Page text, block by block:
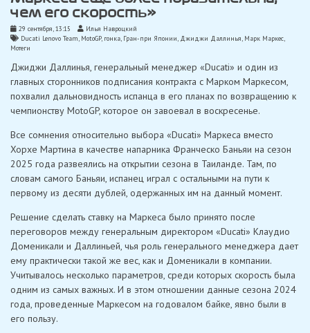
чем его скорость»
29 сентября, 13:15
Илья Навроцкий
Ducati Lenovo Team MotoGP, гонка Гран-при Японии Джиджи Даллинья Марк Маркес
Мотеги
Джиджи Даллинья, генеральный менеджер «Ducati» и один из
главных сторонников подписания контракта с Марком Маркесом,
похвалил дальновидность испанца в его планах по возвращению к
чемпионству MotoGP, которое он завоевал в воскресенье.
Все сомнения относительно выбора «Ducati» Маркеса вместо
Хорхе Мартина в качестве напарника Франческо Баньяи на сезон
2025 года развеялись на открытии сезона в Таиланде. Там, по
словам самого Баньяи, испанец играл с остальными на пути к
первому из десяти дублей, одержанных им на данный момент.
Решение сделать ставку на Маркеса было принято после
переговоров между генеральным директором «Ducati» Клаудио
Доменикали и Даллиньей, чья роль генерального менеджера дает
ему практически такой же вес, как и Доменикали в компании.
Учитывалось несколько параметров, среди которых скорость была
одним из самых важных. И в этом отношении данные сезона 2024
года, проведенные Маркесом на годовалом байке, явно были в
его пользу.